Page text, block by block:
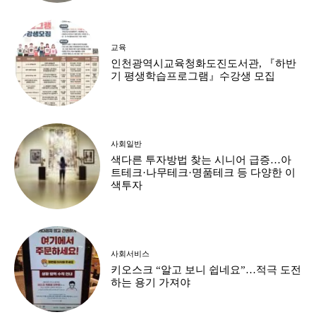
교육
인천광역시교육청화도진도서관, 『하반
기 평생학습프로그램』수강생 모집
사회일반
색다른 투자방법 찾는 시니어 급증…아
트테크·나무테크·명품테크 등 다양한 이
색투자
사회서비스
키오스크 “알고 보니 쉽네요”…적극 도전
하는 용기 가져야